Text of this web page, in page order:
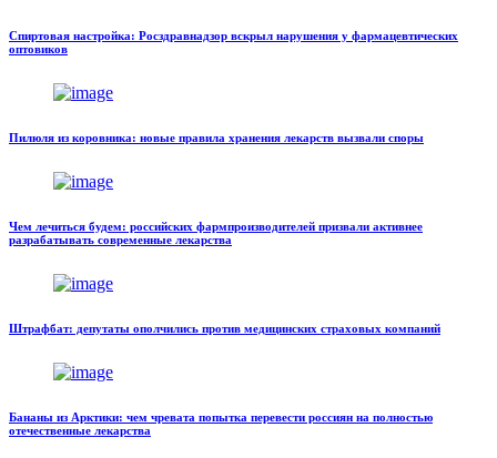
Спиртовая настройка: Росздравнадзор вскрыл нарушения у фармацевтических
оптовиков
Пилюля из коровника: новые правила хранения лекарств вызвали споры
Чем лечиться будем: российских фармпроизводителей призвали активнее
разрабатывать современные лекарства
Штрафбат: депутаты ополчились против медицинских страховых компаний
Бананы из Арктики: чем чревата попытка перевести россиян на полностью
отечественные лекарства